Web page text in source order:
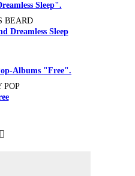
BEARD
Dreamless Sleep
POP